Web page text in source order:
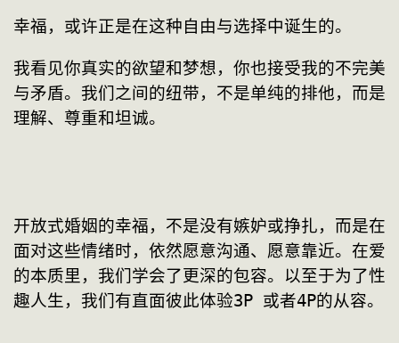
幸福，或许正是在这种自由与选择中诞生的。
我看见你真实的欲望和梦想，你也接受我的不完美
与矛盾。我们之间的纽带，不是单纯的排他，而是
理解、尊重和坦诚。
开放式婚姻的幸福，不是没有嫉妒或挣扎，而是在
面对这些情绪时，依然愿意沟通、愿意靠近。在爱
的本质里，我们学会了更深的包容。以至于为了性
趣人生，我们有直面彼此体验3P 或者4P的从容。